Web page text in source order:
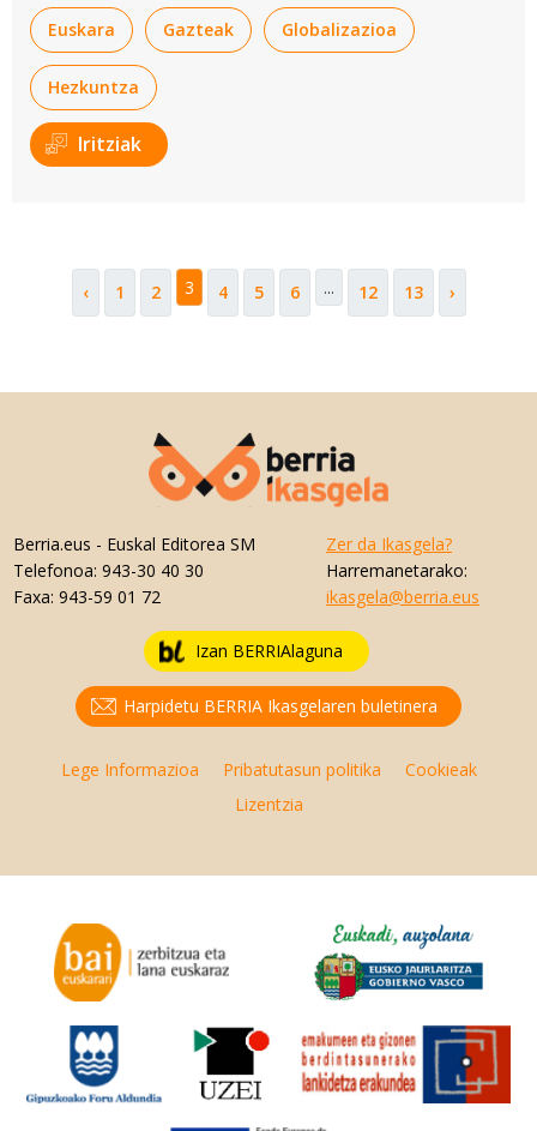
Euskara Gazteak Globalizazioa
Hezkuntza
Iritziak
‹ 1 2 3 4 5 6 ... 12 13 ›
Berria.eus - Euskal Editorea SM
Telefonoa: 943-30 40 30
Faxa: 943-59 01 72
Zer da Ikasgela?
Harremanetarako:
ikasgela@berria.eus
Izan BERRIAlaguna
Harpidetu BERRIA Ikasgelaren buletinera
Lege Informazioa Pribatutasun politika
Cookieak
Lizentzia